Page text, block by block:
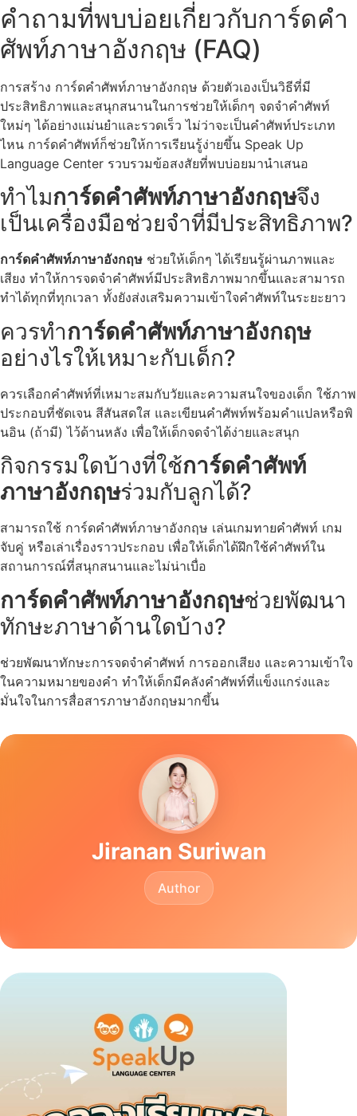
คำถามที่พบบ่อยเกี่ยวกับการ์ดคำ
ศัพท์ภาษาอังกฤษ (FAQ)
การสร้าง การ์ดคำศัพท์ภาษาอังกฤษ ด้วยตัวเองเป็นวิธีที่มี
ประสิทธิภาพและสนุกสนานในการช่วยให้เด็กๆ จดจำคำศัพท์
ใหม่ๆ ได้อย่างแม่นยำและรวดเร็ว ไม่ว่าจะเป็นคำศัพท์ประเภท
ไหน การ์ดคำศัพท์ก็ช่วยให้การเรียนรู้ง่ายขึ้น Speak Up
Language Center รวบรวมข้อสงสัยที่พบบ่อยมานำเสนอ
ทำไมการ์ดคำศัพท์ภาษาอังกฤษจึง
เป็นเครื่องมือช่วยจำที่มีประสิทธิภาพ?
การ์ดคำศัพท์ภาษาอังกฤษ ช่วยให้เด็กๆ ได้เรียนรู้ผ่านภาพและ
เสียง ทำให้การจดจำคำศัพท์มีประสิทธิภาพมากขึ้นและสามารถ
ทำได้ทุกที่ทุกเวลา ทั้งยังส่งเสริมความเข้าใจคำศัพท์ในระยะยาว
ควรทำการ์ดคำศัพท์ภาษาอังกฤษ
อย่างไรให้เหมาะกับเด็ก?
ควรเลือกคำศัพท์ที่เหมาะสมกับวัยและความสนใจของเด็ก ใช้ภาพ
ประกอบที่ชัดเจน สีสันสดใส และเขียนคำศัพท์พร้อมคำแปลหรือพิ
นอิน (ถ้ามี) ไว้ด้านหลัง เพื่อให้เด็กจดจำได้ง่ายและสนุก
กิจกรรมใดบ้างที่ใช้การ์ดคำศัพท์
ภาษาอังกฤษร่วมกับลูกได้?
สามารถใช้ การ์ดคำศัพท์ภาษาอังกฤษ เล่นเกมทายคำศัพท์ เกม
จับคู่ หรือเล่าเรื่องราวประกอบ เพื่อให้เด็กได้ฝึกใช้คำศัพท์ใน
สถานการณ์ที่สนุกสนานและไม่น่าเบื่อ
การ์ดคำศัพท์ภาษาอังกฤษช่วยพัฒนา
ทักษะภาษาด้านใดบ้าง?
ช่วยพัฒนาทักษะการจดจำคำศัพท์ การออกเสียง และความเข้าใจ
ในความหมายของคำ ทำให้เด็กมีคลังคำศัพท์ที่แข็งแกร่งและ
มั่นใจในการสื่อสารภาษาอังกฤษมากขึ้น
Jiranan Suriwan
Author